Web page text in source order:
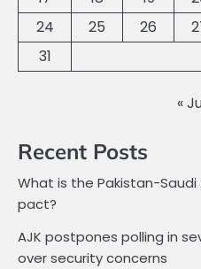
24
25 26
31
«
Recent Posts
What is the Pakistan-
pact?
AJK postpones polling in
over security concerns